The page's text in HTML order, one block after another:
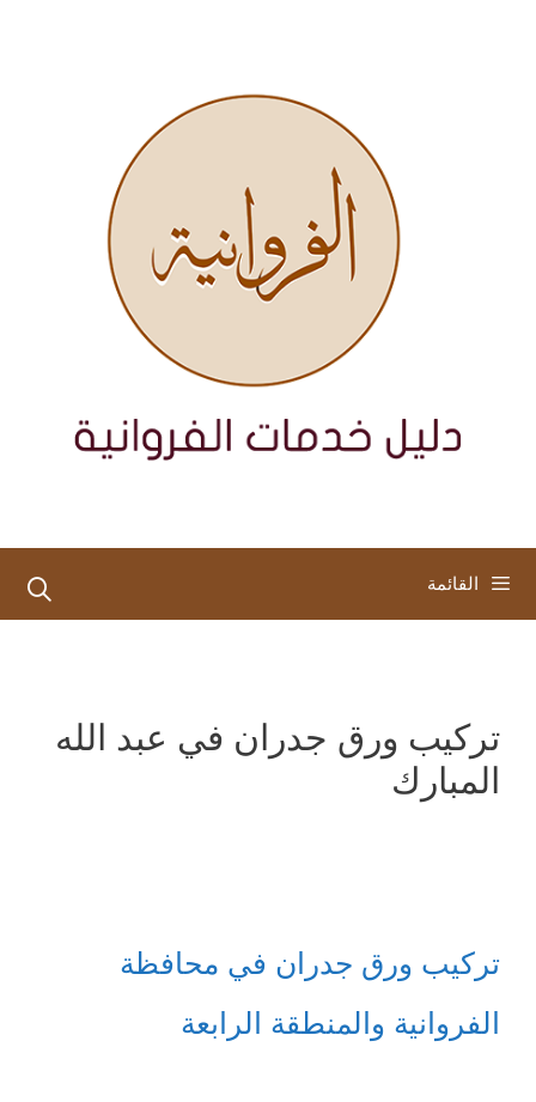
القائمة
تركيب ورق جدران في عبد الله
المبارك
تركيب ورق جدران في محافظة
الفروانية والمنطقة الرابعة